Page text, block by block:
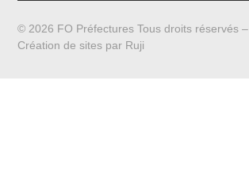
© 2026 FO Préfectures Tous droits réservés –
Création de sites par Ruji